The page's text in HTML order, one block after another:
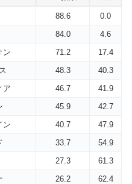
88.6
0.0
84.0
4.6
ン 71.2
17.4
48.3
40.3
ア 46.7
41.9
45.9
42.7
ン 40.7
47.9
33.7
54.9
27.3
61.3
26.2 62.4